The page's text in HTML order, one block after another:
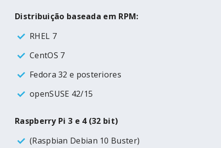
Distribuição baseada em RPM:
RHEL 7
CentOS 7
Fedora 32 e posteriores
openSUSE 42/15
Raspberry Pi 3 e 4 (32 bit)
(Raspbian Debian 10 Buster)